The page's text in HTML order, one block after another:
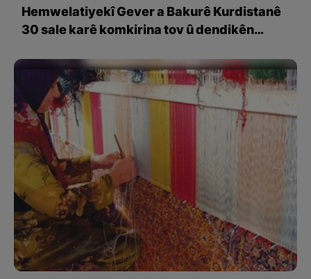
Hemwelatiyekî Gever a Bakurê Kurdistanê
30 sale karê komkirina tov û dendikên